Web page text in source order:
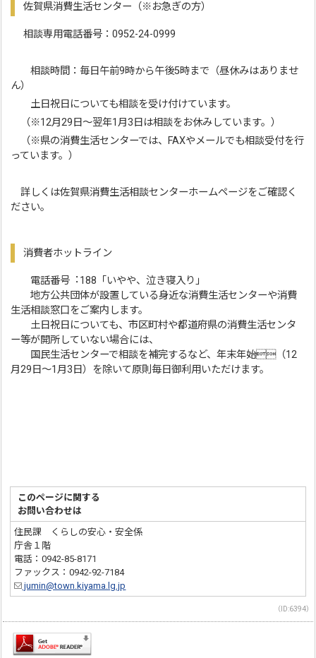
佐賀県消費生活センター（※お急ぎの方）
相談専用電話番号：0952-24-0999
相談時間：毎日午前9時から午後5時まで（昼休みはありませ
ん）
土日祝日についても相談を受け付けています。
（※12月29日～翌年1月3日は相談をお休みしています。）
（※県の消費生活センターでは、FAXやメールでも相談受付を行
っています。）
詳しくは佐賀県消費生活相談センターホームページをご確認く
ださい。
消費者ホットライン
電話番号︓188「いやや、泣き寝⼊り」
地⽅公共団体が設置している⾝近な消費⽣活センターや消費
⽣活相談窓⼝をご案内します。
⼟⽇祝⽇についても、市区町村や都道府県の消費⽣活センタ
ー等が開所していない場合には、
国⺠⽣活センターで相談を補完するなど、年末年始（12
月29日～1月3日）を除いて原則毎⽇御利⽤いただけます。
このページに関する
お問い合わせは
住民課 くらしの安心・安全係
庁舎１階
電話：0942-85-8171
ファックス：0942-92-7184
jumin@town.kiyama.lg.jp
（ID:6394）